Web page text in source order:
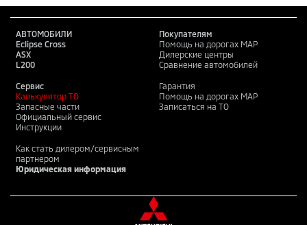
АВТОМОБИЛИ
Eclipse Cross
ASX
L200
Покупателям
Помощь на дорогах MAP
Дилерские центры
Сравнение автомобилей
Сервис
Калькулятор ТО
Запасные части
Официальный сервис
Инструкции
Гарантия
Помощь на дорогах MAP
Записаться на ТО
Как стать дилером/сервисным
партнером
Юридическая информация